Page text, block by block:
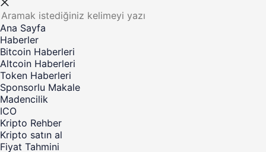
Ana Sayfa
Haberler
Bitcoin Haberleri
Altcoin Haberleri
Token Haberleri
Sponsorlu Makale
Madencilik
ICO
Kripto Rehber
Kripto satın al
Fiyat Tahmini